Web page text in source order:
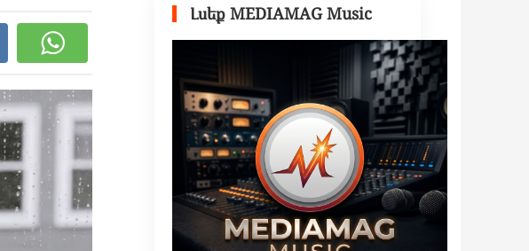
Լսեք MEDIAMAG Music